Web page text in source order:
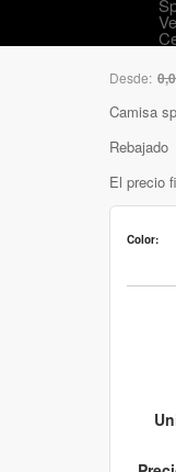
Desde:
Camisa
Rebajado
El precio
Color: